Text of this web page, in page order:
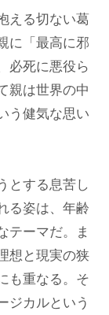
える切ない葛
に「最高に邪
必死に悪役ら
親は世界の中
う健気な思い
とする息苦し
る姿は、年齢
テーマだ。ま
想と現実の狭
も重なる。そ
ジカルという